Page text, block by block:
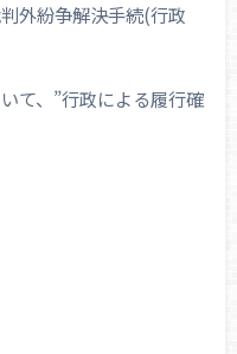
外紛争解決手続(行政
て、”行政による履行確